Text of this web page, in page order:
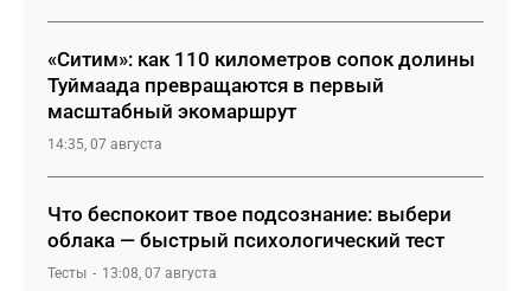
«Ситим»: как 110 километров сопок долины
Туймаада превращаются в первый
масштабный экомаршрут
14:35, 07 августа
Что беспокоит твое подсознание: выбери
облака — быстрый психологический тест
Тесты 13:08, 07 августа